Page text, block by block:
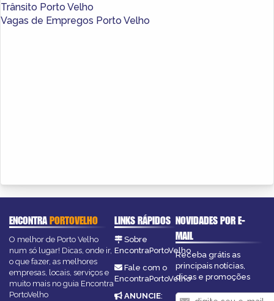
Trânsito Porto Velho
Vagas de Empregos Porto Velho
ENCONTRAPORTOVELHO
O melhor de Porto Velho
num só lugar! Dicas, onde ir,
o que fazer, as melhores
empresas, locais, serviços e
muito mais no guia Encontra
PortoVelho
LINKS RÁPIDOS
Sobre
EncontraPortoVelho
Fale com o
EncontraPortoVelho
ANUNCIE:
NOVIDADES POR E-
MAIL
Receba grátis as
principais notícias,
dicas e promoções